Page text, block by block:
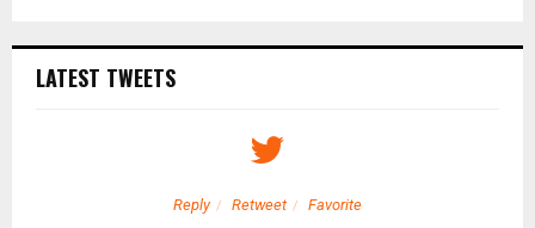
LATEST TWEETS
Reply Retweet Favorite